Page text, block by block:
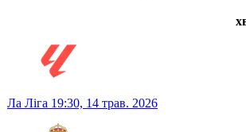
Ла Ліга 19:30, 14 трав. 2026